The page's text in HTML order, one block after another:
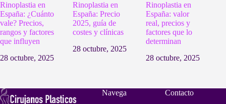
Rinoplastia en
España: ¿Cuánto
vale? Precios,
rangos y factores
que influyen
28 octubre, 2025
Rinoplastia en
España: Precio
2025, guía de
costes y clínicas
28 octubre, 2025
Rinoplastia en
España: valor
real, precios y
factores que lo
determinan
28 octubre, 2025
Navega
Contacto